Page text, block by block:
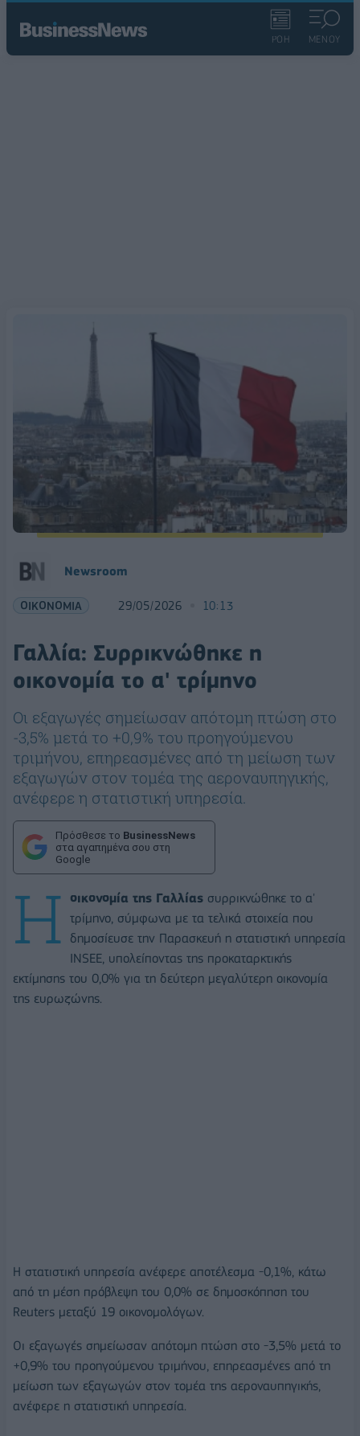
ΡΟΗ ΜΕΝΟΥ
Νewsroom
ΟΙΚΟΝΟΜΙΑ 29/05/2026 10:13
Γαλλία: Συρρικνώθηκε η
οικονομία το α' τρίμηνο
Οι εξαγωγές σημείωσαν απότομη πτώση στο
-3,5% μετά το +0,9% του προηγούμενου
τριμήνου, επηρεασμένες από τη μείωση των
εξαγωγών στον τομέα της αεροναυπηγικής,
ανέφερε η στατιστική υπηρεσία.
Πρόσθεσε το BusinessNews
στα αγαπημένα σου στη
Google
Η οικονομία της Γαλλίας συρρικνώθηκε το α'
τρίμηνο, σύμφωνα με τα τελικά στοιχεία που
δημοσίευσε την Παρασκευή η στατιστική υπηρεσία
INSEE, υπολείποντας της προκαταρκτικής
εκτίμησης του 0,0% για τη δεύτερη μεγαλύτερη οικονομία
της ευρωζώνης.
Η στατιστική υπηρεσία ανέφερε αποτέλεσμα -0,1%, κάτω
από τη μέση πρόβλεψη του 0,0% σε δημοσκόπηση του
Reuters μεταξύ 19 οικονομολόγων.
Οι εξαγωγές σημείωσαν απότομη πτώση στο -3,5% μετά το
+0,9% του προηγούμενου τριμήνου, επηρεασμένες από τη
μείωση των εξαγωγών στον τομέα της αεροναυπηγικής,
ανέφερε η στατιστική υπηρεσία.